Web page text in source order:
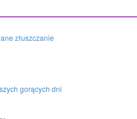
złuszczanie
gorących dni